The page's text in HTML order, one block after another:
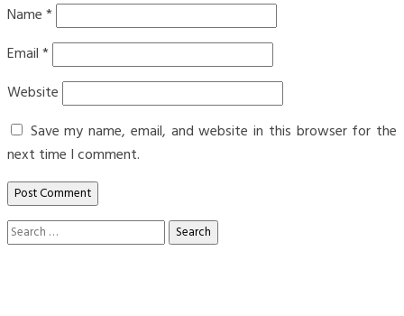
Name*
Email*
Website
Save my name, email, and website in this browser for the
next time I comment.
Search